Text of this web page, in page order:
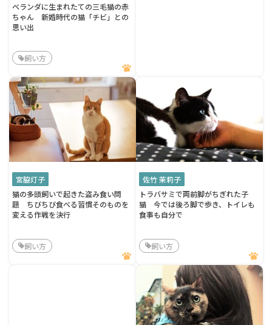
ベランダに生まれたての三毛猫の赤
ちゃん 新婚時代の猫「チビ」との
思い出
飼い方
宮脇灯子
猫の多頭飼いで起きた盗み食い問
題 ちびちび食べる習慣そのものを
変える作戦を決行
飼い方
佐竹 茉莉子
トラバサミで両前脚がちぎれた子
猫 今では後ろ脚で歩き、トイレも
食事も自分で
飼い方